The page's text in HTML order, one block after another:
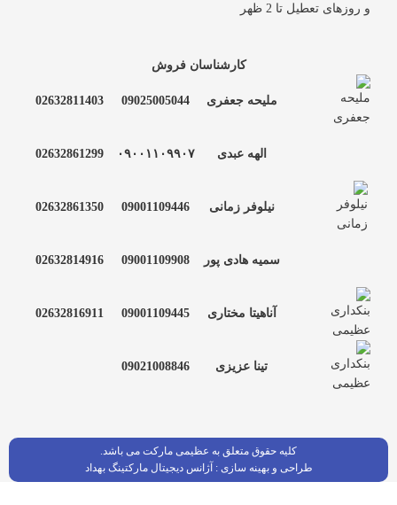
و روزهای تعطیل تا 2 ظهر
کارشناسان فروش
ملیحه جعفری 09025005044
02632811403
الهه عبدی ۰۹۰۰۱۱۰۹۹۰۷ 02632861299
نیلوفر زمانی 09001109446
02632861350
سمیه هادی پور 09001109908
02632814916
آناهیتا مختاری 09001109445
02632816911
تینا عزیزی 09021008846
کلیه حقوق متعلق به عظیمی مارکت می باشد.
طراحی و بهینه سازی : آژانس دیجیتال مارکتینگ بهداد